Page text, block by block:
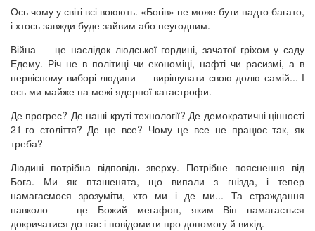
Ось чому у світі всі воюють. «Богів» не може бути надто багато,
і хтось завжди буде зайвим або неугодним.
Війна — це наслідок людської гордині, зачатої гріхом у саду
Едему. Річ не в політиці чи економіці, нафті чи расизмі, а в
первісному виборі людини — вирішувати свою долю самій... І
ось ми майже на межі ядерної катастрофи.
Де прогрес? Де наші круті технології? Де демократичні цінності
21-го століття? Де це все? Чому це все не працює так, як
треба?
Людині потрібна відповідь зверху. Потрібне пояснення від
Бога. Ми як пташенята, що випали з гнізда, і тепер
намагаємося зрозуміти, хто ми і де ми... Та страждання
навколо — це Божий мегафон, яким Він намагається
докричатися до нас і повідомити про допомогу й вихід.